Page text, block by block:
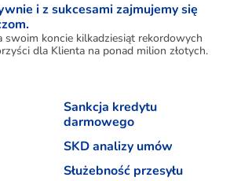
i z sukcesami zajmujemy się
swoim koncie kilkadziesiąt rekordowych
dla Klienta na ponad milion złotych.
Sankcja kredytu
darmowego
SKD analizy umów
Służebność przesyłu